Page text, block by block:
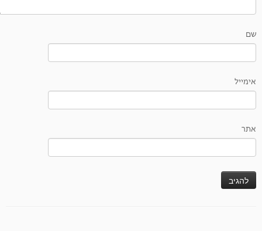
שם
אימייל
אתר